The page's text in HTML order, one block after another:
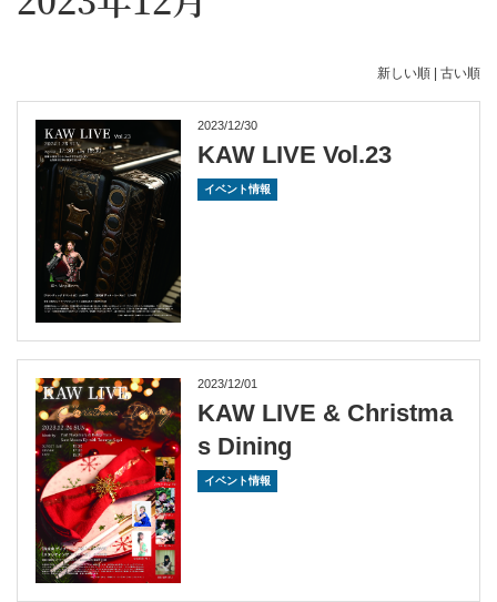
新しい順 | 古い順
2023/12/30
KAW LIVE Vol.23
イベント情報
2023/12/01
KAW LIVE & Christma
s Dining
イベント情報